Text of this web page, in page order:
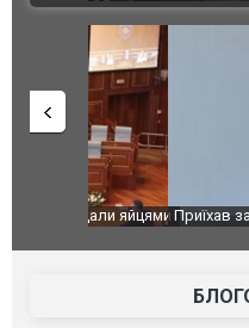
яйцямиПриїхав за
зіркового